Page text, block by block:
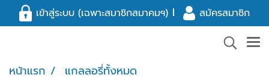
เข้าสู่ระบบ (เฉพาะสมาชิกสมาคมฯ) l สมัครสมาชิก
หน้าแรก แกลลอรี่ทั้งหมด